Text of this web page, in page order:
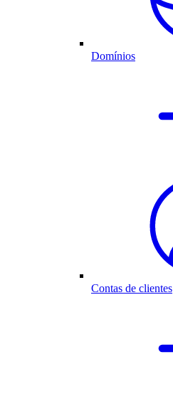
Domínios
Contas de clientes